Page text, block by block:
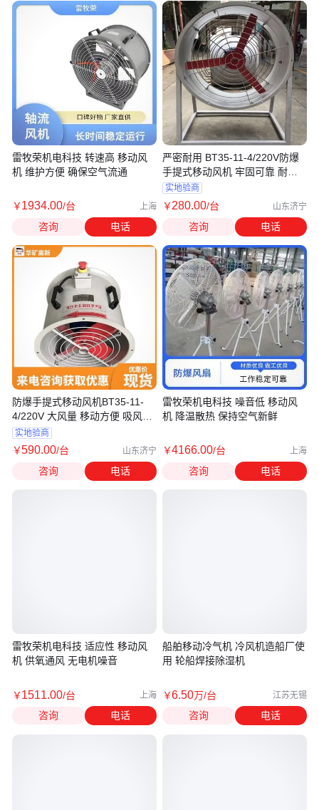
雷牧荣机电科技 转速高 移动风
机 维护方便 确保空气流通
￥1934.00/台 上海
咨询 电话
防爆手提式移动风机BT35-11-
4/220V 大风量 移动方便 吸风力
强实地验商
￥590.00/台 山东济宁
咨询 电话
雷牧荣机电科技 适应性 移动风
机 供氧通风 无电机噪音
￥1511.00/台 上海
咨询 电话
严密耐用 BT35-11-4/220V防爆
手提式移动风机 牢固可靠 耐磨
损实地验商
￥280.00/台 山东济宁
咨询 电话
雷牧荣机电科技 噪音低 移动风
机 降温散热 保持空气新鲜
￥4166.00/台 上海
咨询 电话
船舶移动冷气机 冷风机造船厂使
用 轮船焊接除湿机
￥6.50万/台 江苏无锡
咨询 电话